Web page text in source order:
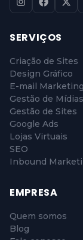
SERVIÇOS
Criação de Sites
Design Gráfico
E-mail Marketing
Gestão de
Gestão de Sites
Google Ads
Lojas Virtuais
SEO
Inbound
EMPRESA
Quem somos
Blog